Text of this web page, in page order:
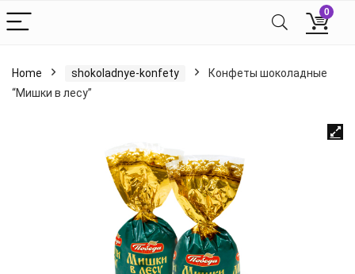
0
Home shokoladnye-konfety
Конфеты шоколадные
“Мишки в лесу”